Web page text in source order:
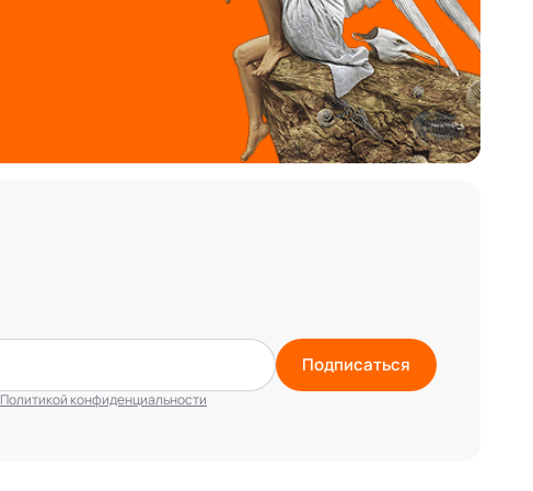
Подписаться
Политикой конфиденциальности